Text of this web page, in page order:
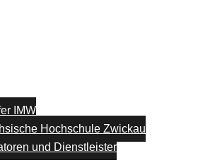
IMW
Hochschule Zwickau
und Dienstleister